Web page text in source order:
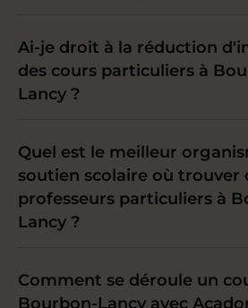
Ai-je droit à la réduction
des cours particuliers à
Lancy ?
Quel est le meilleur
soutien scolaire où trouver
professeurs particuliers à
Lancy ?
Comment se déroule un
Bourbon-Lancy avec